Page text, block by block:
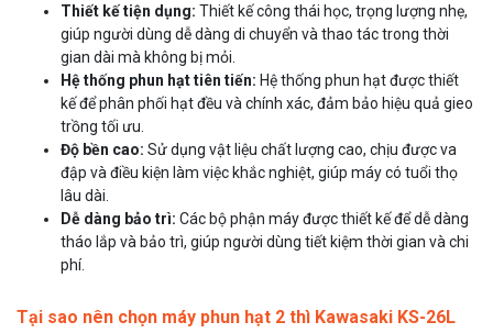
Thiết kế tiện dụng: Thiết kế công thái học, trọng lượng nhẹ,
giúp người dùng dễ dàng di chuyển và thao tác trong thời
gian dài mà không bị mỏi.
Hệ thống phun hạt tiên tiến: Hệ thống phun hạt được thiết
kế để phân phối hạt đều và chính xác, đảm bảo hiệu quả gieo
trồng tối ưu.
Độ bền cao: Sử dụng vật liệu chất lượng cao, chịu được va
đập và điều kiện làm việc khắc nghiệt, giúp máy có tuổi thọ
lâu dài.
Dễ dàng bảo trì: Các bộ phận máy được thiết kế để dễ dàng
tháo lắp và bảo trì, giúp người dùng tiết kiệm thời gian và chi
phí.
Tại sao nên chọn máy phun hạt 2 thì Kawasaki KS-26L